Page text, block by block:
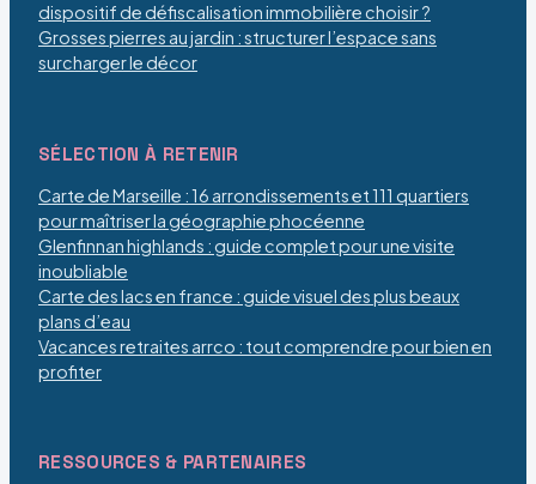
dispositif de défiscalisation immobilière choisir ?
Grosses pierres au jardin : structurer l’espace sans
surcharger le décor
SÉLECTION À RETENIR
Carte de Marseille : 16 arrondissements et 111 quartiers
pour maîtriser la géographie phocéenne
Glenfinnan highlands : guide complet pour une visite
inoubliable
Carte des lacs en france : guide visuel des plus beaux
plans d’eau
Vacances retraites arrco : tout comprendre pour bien en
profiter
RESSOURCES & PARTENAIRES